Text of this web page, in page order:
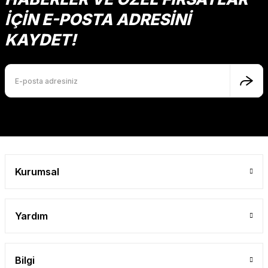
İÇİN E-POSTA ADRESİNİ
KAYDET!
Kurumsal
Yardım
Bilgi